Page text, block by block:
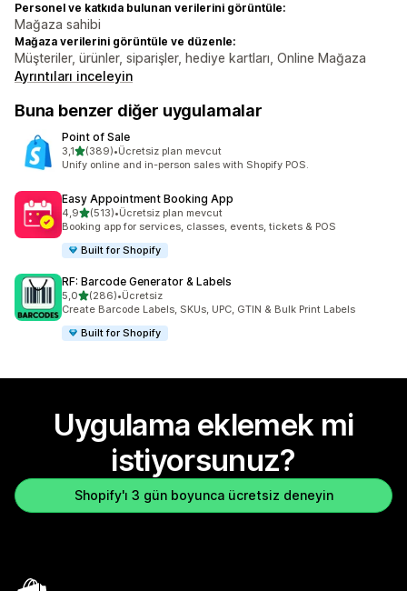
Personel ve katkıda bulunan verilerini görüntüle:
Mağaza sahibi
Mağaza verilerini görüntüle ve düzenle:
Müşteriler, ürünler, siparişler, hediye kartları, Online Mağaza
Ayrıntıları inceleyin
Buna benzer diğer uygulamalar
Point of Sale
3,15 yıldız üzerinden
(389)
toplam 389 değerlendirme
•Ücretsiz plan mevcut
Unify online and in-person sales with Shopify POS.
Easy Appointment Booking App
4,95 yıldız üzerinden
(513)
toplam 513 değerlendirme
•Ücretsiz plan mevcut
Booking app for services, classes, events, tickets & POS
Built for Shopify
RF: Barcode Generator & Labels
5,05 yıldız üzerinden
(286)
toplam 286 değerlendirme
•Ücretsiz
Create Barcode Labels, SKUs, UPC, GTIN & Bulk Print Labels
Built for Shopify
Uygulama eklemek mi
istiyorsunuz?
Shopify'ı 3 gün boyunca ücretsiz deneyin